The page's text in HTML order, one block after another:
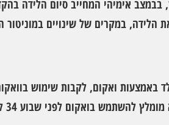
אימיהי המחייב סיום הלידה
במקרים של שינויים במוניטור
באמצעות ואקום, לקבות שימוש
להשתמש בואקום לפני שבוע 34 להריון.